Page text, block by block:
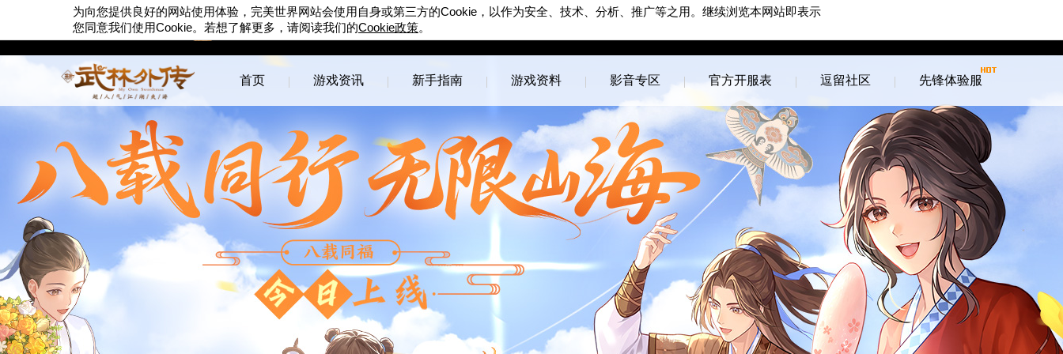
首页 游戏资讯 新手指南 游戏资料 影音专区 官方开服表 逗留社区 先锋体验服
为向您提供良好的网站使用体验，完美世界网站会使用自身或第三方的Cookie ，以作为安全、技术、分析、推广等之用。继续浏览本网站即表示
您同意我们使用Cookie。若想了解更多，请阅读我们的Cookie政策。